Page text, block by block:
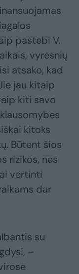
pastebi V.
vyresnių
atsako, kad
jau kitaip
kiti savo
kitoks
Būtent šios
rizikos, nes
vertinti
dar
su
–